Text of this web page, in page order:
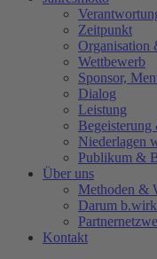
Zeitpunkt
Organisation
Wettbewerb
Sponsor,
Dialog
Leistung
Niederlagen
Publikum &
Über uns
Methoden &
Darum
Kontakt